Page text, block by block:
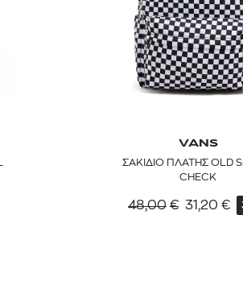
VANS
ΣΑΚΙΔΙΟ ΠΛΑΤΗΣ OLD
CHECK
48,00 € 31,20 €